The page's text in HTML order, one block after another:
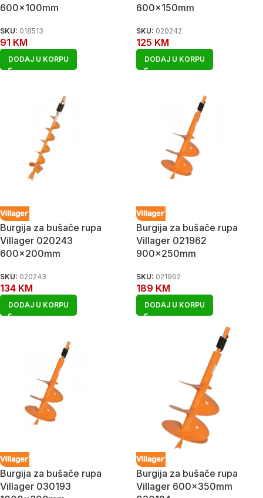
600x100mm
SKU: 018513
91 KM
DODAJ U KORPU
600x150mm
SKU: 020242
125 KM
DODAJ U KORPU
Burgija za bušače rupa
Villager 020243
600x200mm
SKU: 020243
134 KM
DODAJ U KORPU
Burgija za bušače rupa
Villager 021962
900x250mm
SKU: 021962
189 KM
DODAJ U KORPU
Burgija za bušače rupa
Villager 030193
Burgija za bušače rupa
Villager 600x350mm